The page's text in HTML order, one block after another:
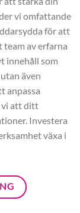
vi omfattande
för att
team av erfarna
innehåll som
även
anpassa
vi att ditt
Investera
växa i